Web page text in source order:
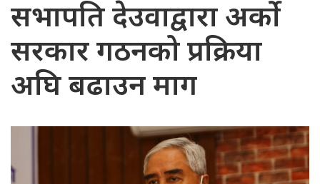
सभापति देउवाद्वारा अर्को
सरकार गठनको प्रक्रिया
अघि बढाउन माग